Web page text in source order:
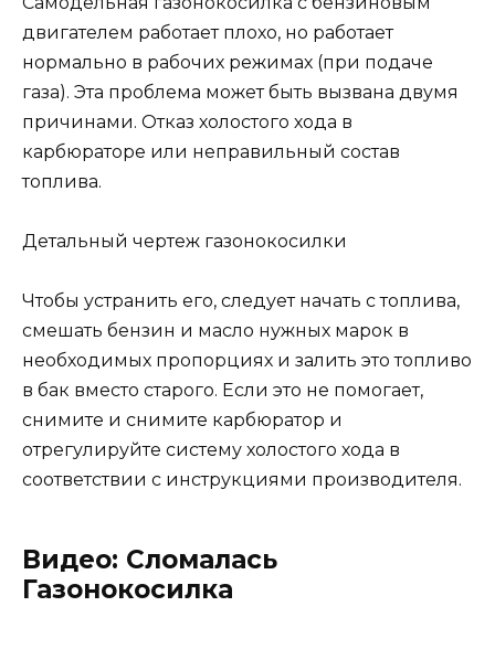
двигателем работает плохо, но работает
нормально в рабочих режимах (при подаче
газа). Эта проблема может быть вызвана двумя
причинами. Отказ холостого хода в
карбюраторе или неправильный состав
топлива.
Детальный чертеж газонокосилки
Чтобы устранить его, следует начать с топлива,
смешать бензин и масло нужных марок в
необходимых пропорциях и залить это топливо
в бак вместо старого. Если это не помогает,
снимите и снимите карбюратор и
отрегулируйте систему холостого хода в
соответствии с инструкциями производителя.
Видео: Сломалась
Газонокосилка